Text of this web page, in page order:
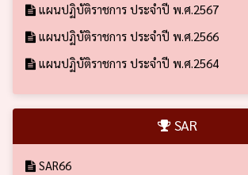
แผนปฏิบัติราชการ ประจำปี พ.ศ.2567
แผนปฏิบัติราชการ ประจำปี พ.ศ.2566
แผนปฏิบัติราชการ ประจำปี พ.ศ.2564
SAR
SAR66